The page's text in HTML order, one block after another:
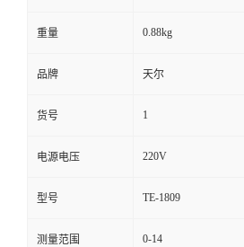
重量 0.88kg
品牌 天尔
货号 1
电源电压 220V
型号 TE-1809
测量范围 0-14